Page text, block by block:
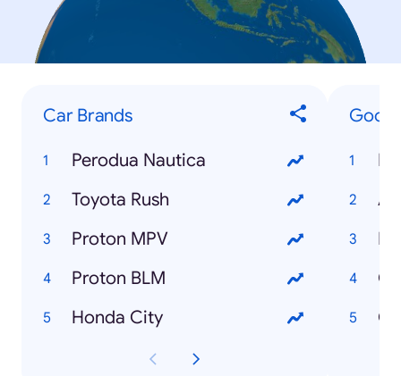
Car Brands
Perodua Nautica
Toyota Rush
Proton MPV
Proton BLM
Honda City